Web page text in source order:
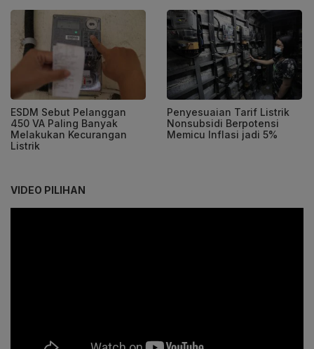
ESDM Sebut Pelanggan
450 VA Paling Banyak
Melakukan Kecurangan
Listrik
Penyesuaian Tarif Listrik
Nonsubsidi Berpotensi
Memicu Inflasi jadi 5%
VIDEO PILIHAN